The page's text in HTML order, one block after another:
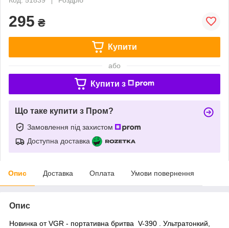
295 ₴
Купити
або
Купити з
Що таке купити з Пром?
Замовлення під захистом
Доступна доставка
Опис Доставка Оплата Умови повернення
Опис
Новинка от VGR - портативна бритва V-390 . Ультратонкий,